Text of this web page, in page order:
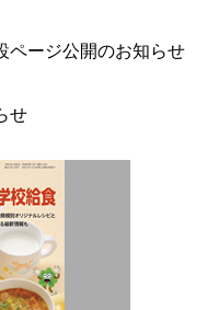
ページ公開のお知らせ
せ